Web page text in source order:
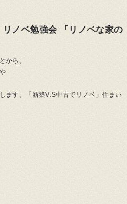
リノベ勉強会 「リノベな家の
から。
ます。「新築V.S中古でリノベ」住まい